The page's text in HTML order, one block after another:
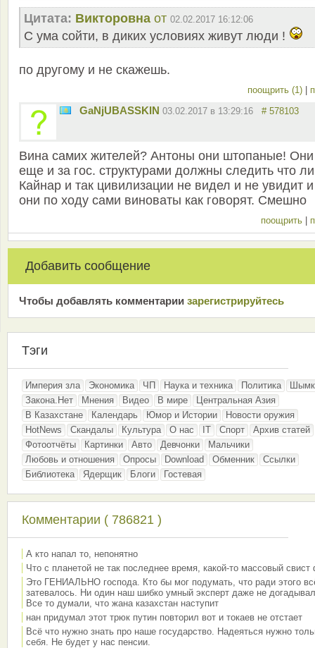
Цитата: Викторовна от 02.02.2017 16:12:06
С ума сойти, в диких условиях живут люди !
по другому и не скажешь.
поощрить (1) |
GaNjUBASSKIN 03.02.2017 в 13:29:16 # 578103
Вина самих жителей? Антоны они штопаные! Они
еще и за гос. структурами должны следить что
Кайнар и так цивилизации не видел и не увидит и
они по ходу сами виноваты как говорят. Смешно
поощрить |
Добавить сообщение
Чтобы добавлять комментарии зарeгиcтрирyйтeсь
Тэги
Империя зла Экономика ЧП Наука и техника Политика
Закона.Нет
Мнения Видео В мире
Центральная Азия
В Казахстане
Календарь Юмор и Истории
Новости оружия
HotNews
Скандалы Культура О нас IT Спорт
Архив статей
Фотоотчёты
Картинки Авто Девчонки
Мальчики
Любовь и отношения
Опросы Download Обменник
Ссылки
Библиотека
Ядерщик Блоги Гостевая
Комментарии ( 786821 )
А кто напал то, непонятно
Что с планетой не так последнее время, какой-то массовый свист
Это ГЕНИАЛЬНО господа. Кто бы мог подумать, что ради этого
затевалось. Ни один наш шибко умный эксперт даже не
Все то думали, что жана казахстан наступит
нан придумал этот трюк путин повторил вот и токаев не отстает
Всё что нужно знать про наше государство. Надеяться нужно
себя. Не будет у нас пенсии.